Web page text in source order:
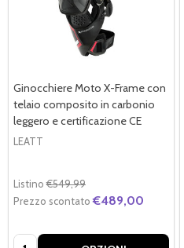
Ginocchiere Moto X-Frame con
telaio composito in carbonio
leggero e certificazione CE
LEATT
Listino €549,99
Prezzo scontato €489,00
Quantità: